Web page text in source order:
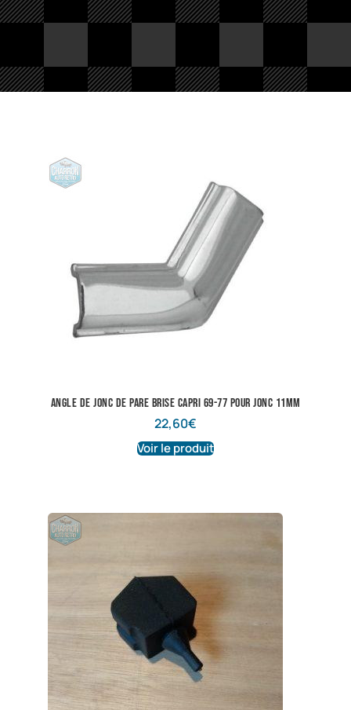
angle de jonc de pare brise capri 69-77 pour jonc 11mm
22,60€
Voir le produit